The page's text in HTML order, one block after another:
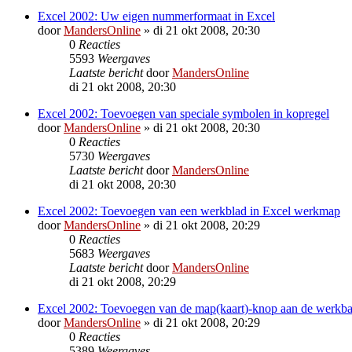
Excel 2002: Uw eigen nummerformaat in Excel
doorMandersOnline » di 21 okt 2008, 20:30
0 Reacties
5593 Weergaves
Laatste berichtdoorMandersOnline
di 21 okt 2008, 20:30
Excel 2002: Toevoegen van speciale symbolen in kopregel
doorMandersOnline » di 21 okt 2008, 20:30
0 Reacties
5730 Weergaves
Laatste berichtdoorMandersOnline
di 21 okt 2008, 20:30
Excel 2002: Toevoegen van een werkblad in Excel werkmap
doorMandersOnline » di 21 okt 2008, 20:29
0 Reacties
5683 Weergaves
Laatste berichtdoorMandersOnline
di 21 okt 2008, 20:29
Excel 2002: Toevoegen van de map(kaart)-knop aan de
doorMandersOnline » di 21 okt 2008, 20:29
0 Reacties